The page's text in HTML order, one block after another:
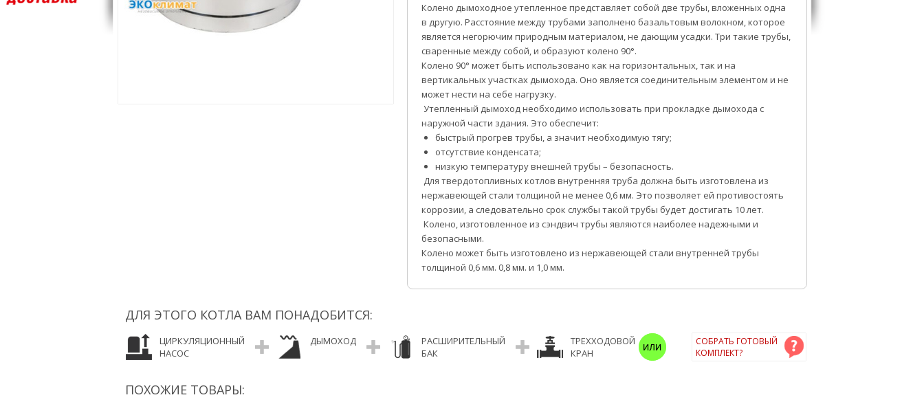
Колено дымоходное утепленное представляет собой две трубы, вложенных одна
в другую. Расстояние между трубами заполнено базальтовым волокном, которое
является негорючим природным материалом, не дающим усадки. Три такие трубы,
сваренные между собой, и образуют колено 90°.
Колено 90° может быть использовано как на горизонтальных, так и на
вертикальных участках дымохода. Оно является соединительным элементом и не
может нести на себе нагрузку.
Утепленный дымоход необходимо использовать при прокладке дымохода с
наружной части здания. Это обеспечит:
быстрый прогрев трубы, а значит необходимую тягу;
отсутствие конденсата;
низкую температуру внешней трубы – безопасность.
Для твердотопливных котлов внутренняя труба должна быть изготовлена из
нержавеющей стали толщиной не менее 0,6 мм. Это позволяет ей противостоять
коррозии, а следовательно срок службы такой трубы будет достигать 10 лет.
Колено, изготовленное из сэндвич трубы являются наиболее надежными и
безопасными.
Колено может быть изготовлено из нержавеющей стали внутренней трубы
толщиной 0,6 мм. 0,8 мм. и 1,0 мм.
ДЛЯ ЭТОГО КОТЛА ВАМ ПОНАДОБИТСЯ:
ЦИРКУЛЯЦИОННЫЙ
НАСОС
ДЫМОХОД
РАСШИРИТЕЛЬНЫЙ
БАК
ТРЕХХОДОВОЙ
КРАН
СОБРАТЬ ГОТОВЫЙ
КОМПЛЕКТ?
ПОХОЖИЕ ТОВАРЫ: